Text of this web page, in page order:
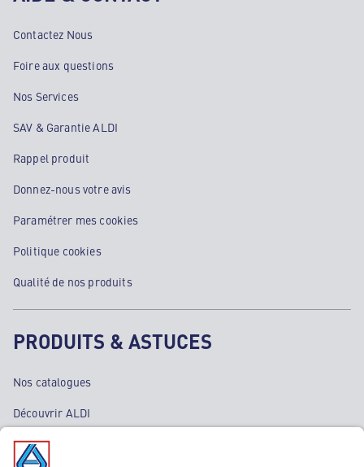
Contactez Nous
Foire aux questions
Nos Services
SAV & Garantie ALDI
Rappel produit
Donnez-nous votre avis
Paramétrer mes cookies
Politique cookies
Qualité de nos produits
PRODUITS & ASTUCES
Nos catalogues
Découvrir ALDI
Nos bons plans